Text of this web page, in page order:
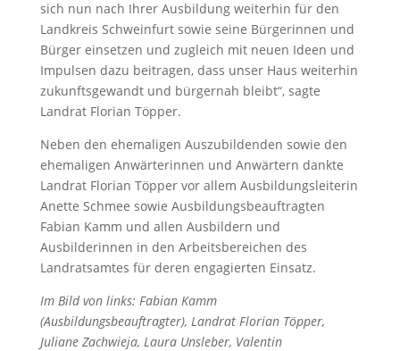
sich nun nach Ihrer Ausbildung weiterhin für den
Landkreis Schweinfurt sowie seine Bürgerinnen und
Bürger einsetzen und zugleich mit neuen Ideen und
Impulsen dazu beitragen, dass unser Haus weiterhin
zukunftsgewandt und bürgernah bleibt“, sagte
Landrat Florian Töpper.
Neben den ehemaligen Auszubildenden sowie den
ehemaligen Anwärterinnen und Anwärtern dankte
Landrat Florian Töpper vor allem Ausbildungsleiterin
Anette Schmee sowie Ausbildungsbeauftragten
Fabian Kamm und allen Ausbildern und
Ausbilderinnen in den Arbeitsbereichen des
Landratsamtes für deren engagierten Einsatz.
Im Bild von links: Fabian Kamm
(Ausbildungsbeauftragter), Landrat Florian Töpper,
Juliane Zachwieja, Laura Unsleber, Valentin